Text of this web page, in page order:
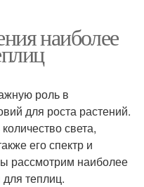
наиболее
роль в
для роста растений.
света,
его спектр и
рассмотрим наиболее
теплиц.